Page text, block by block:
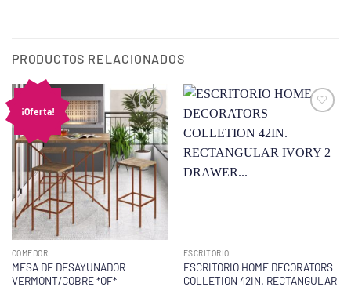
PRODUCTOS RELACIONADOS
¡Oferta!
COMEDOR
MESA DE DESAYUNADOR
VERMONT/COBRE *OF*
ESCRITORIO
ESCRITORIO HOME DECORATORS
COLLETION 42IN. RECTANGULAR